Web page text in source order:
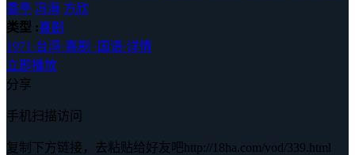
香亭 冯海 方欣
类型 :喜剧
1971 ·台湾·喜剧 · 国语·详情
立即播放
分享
手机扫描访问
复制下方链接，去粘贴给好友吧http://18ha.com/vod/339.html